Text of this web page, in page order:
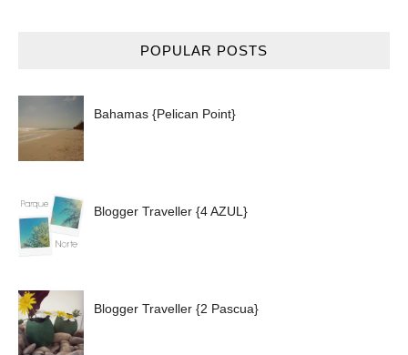
POPULAR POSTS
Bahamas {Pelican Point}
Blogger Traveller {4 AZUL}
Blogger Traveller {2 Pascua}